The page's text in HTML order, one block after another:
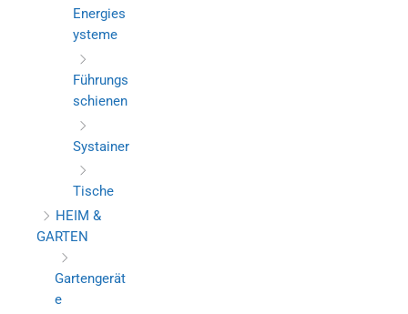
Energies
ysteme
Führungs
schienen
Systainer
Tische
HEIM &
GARTEN
Gartengerät
e